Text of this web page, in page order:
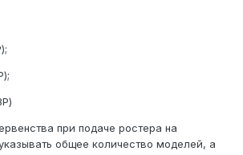
при подаче ростера на
общее количество моделей, а